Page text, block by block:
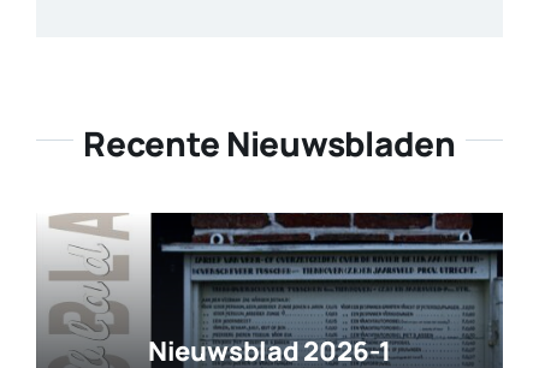
Recente Nieuwsbladen
Nieuwsblad 2026-1